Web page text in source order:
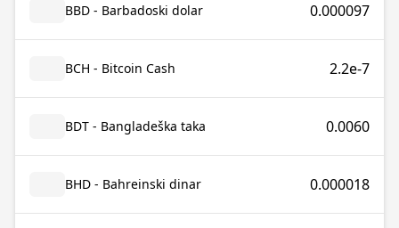
BBD - Barbadoski dolar 0.000097
BCH - Bitcoin Cash 2.2e-7
BDT - Bangladeška taka 0.0060
BHD - Bahreinski dinar 0.000018